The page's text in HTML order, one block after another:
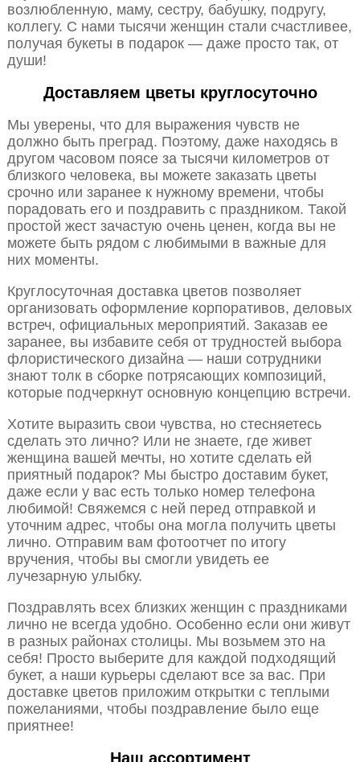
возлюбленную, маму, сестру, бабушку, подругу,
коллегу. С нами тысячи женщин стали счастливее,
получая букеты в подарок — даже просто так, от
души!
Доставляем цветы круглосуточно
Мы уверены, что для выражения чувств не
должно быть преград. Поэтому, даже находясь в
другом часовом поясе за тысячи километров от
близкого человека, вы можете заказать цветы
срочно или заранее к нужному времени, чтобы
порадовать его и поздравить с праздником. Такой
простой жест зачастую очень ценен, когда вы не
можете быть рядом с любимыми в важные для
них моменты.
Круглосуточная доставка цветов позволяет
организовать оформление корпоративов, деловых
встреч, официальных мероприятий. Заказав ее
заранее, вы избавите себя от трудностей выбора
флористического дизайна — наши сотрудники
знают толк в сборке потрясающих композиций,
которые подчеркнут основную концепцию встречи.
Хотите выразить свои чувства, но стесняетесь
сделать это лично? Или не знаете, где живет
женщина вашей мечты, но хотите сделать ей
приятный подарок? Мы быстро доставим букет,
даже если у вас есть только номер телефона
любимой! Свяжемся с ней перед отправкой и
уточним адрес, чтобы она могла получить цветы
лично. Отправим вам фотоотчет по итогу
вручения, чтобы вы смогли увидеть ее
лучезарную улыбку.
Поздравлять всех близких женщин с праздниками
лично не всегда удобно. Особенно если они живут
в разных районах столицы. Мы возьмем это на
себя! Просто выберите для каждой подходящий
букет, а наши курьеры сделают все за вас. При
доставке цветов приложим открытки с теплыми
пожеланиями, чтобы поздравление было еще
приятнее!
Наш ассортимент